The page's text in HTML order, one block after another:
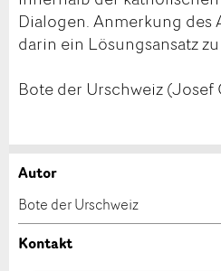
Dialogen. Anmerkung des
darin ein Lösungsansatz
Bote der Urschweiz (Josef
Anzeige
Ihr Feedback wird sehr
Anzeige
Empfehlen Sie diese
Autor
Bote der Urschweiz
Kontakt